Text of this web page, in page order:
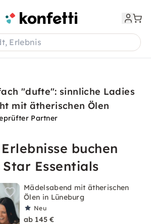
Erlebnis
"dufte": sinnliche Ladies
mit ätherischen Ölen
Partner
buchen
Essentials
Mädelsabend mit ätherischen
Ölen in Lüneburg
Neu
ab 145 €